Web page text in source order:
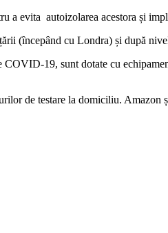
a evita autoizolarea acestora și
(începând cu Londra) și după
19, sunt dotate cu
de testare la domiciliu.